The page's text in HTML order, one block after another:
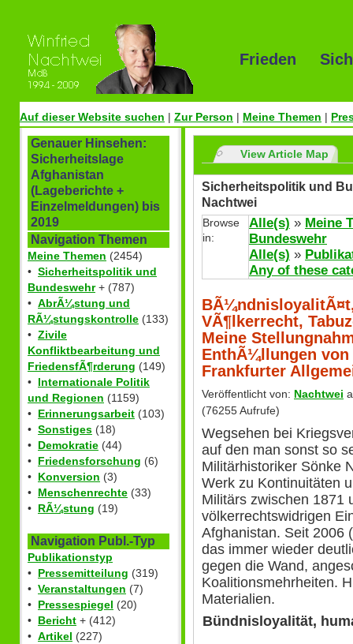
Frieden
Auf dieser Website suchen | Zur Person | Meine Themen |
Genauer Hinsehen:
Sicherheitslage
Afghanistan
(Lageberichte +
Einzelmeldungen) bis
2019
Navigation Themen
Meine Themen (2454)
• Sicherheitspolitik und
Bundeswehr+ (787)
• AbrÃ¼stung und
RÃ¼stungskontrolle (133)
• Zivile
Konfliktbearbeitung und
FriedensfÃ¶rderung (149)
• Internationale Politik
und Regionen (1159)
• Erinnerungsarbeit (103)
• Sonstiges (18)
• Demokratie (44)
• Friedensforschung (6)
• Konversion (3)
• Menschenrechte (33)
• RÃ¼stung (19)
Navigation Publ.-Typ
Publikationstyp
• Pressemitteilung (319)
• Veranstaltungen (7)
• Pressespiegel (20)
• Bericht + (412)
• Artikel (227)
View Article Map
Sicherheitspolitik und
Nachtwei
Browse
in:
Alle(s) » Meine
Bundeswehr
Alle(s) »
Any of these
VÃ¶lkerrecht,
Meine
EnthÃ¼llungen von
Frankfurter
Veröffentlicht von: Nachtwei
(76255 Aufrufe)
Wegsehen bei
auf den man sonst so
Militärhistoriker Sönke
Werk zu Kontinuitäten
Militärs zwischen 1871
völkerrechtswidrigen
Afghanistan. Seit 2006
das immer wieder
gegen die Wand,
Koalitionsmehrheiten.
Materialien.
Bündnisloyalität,